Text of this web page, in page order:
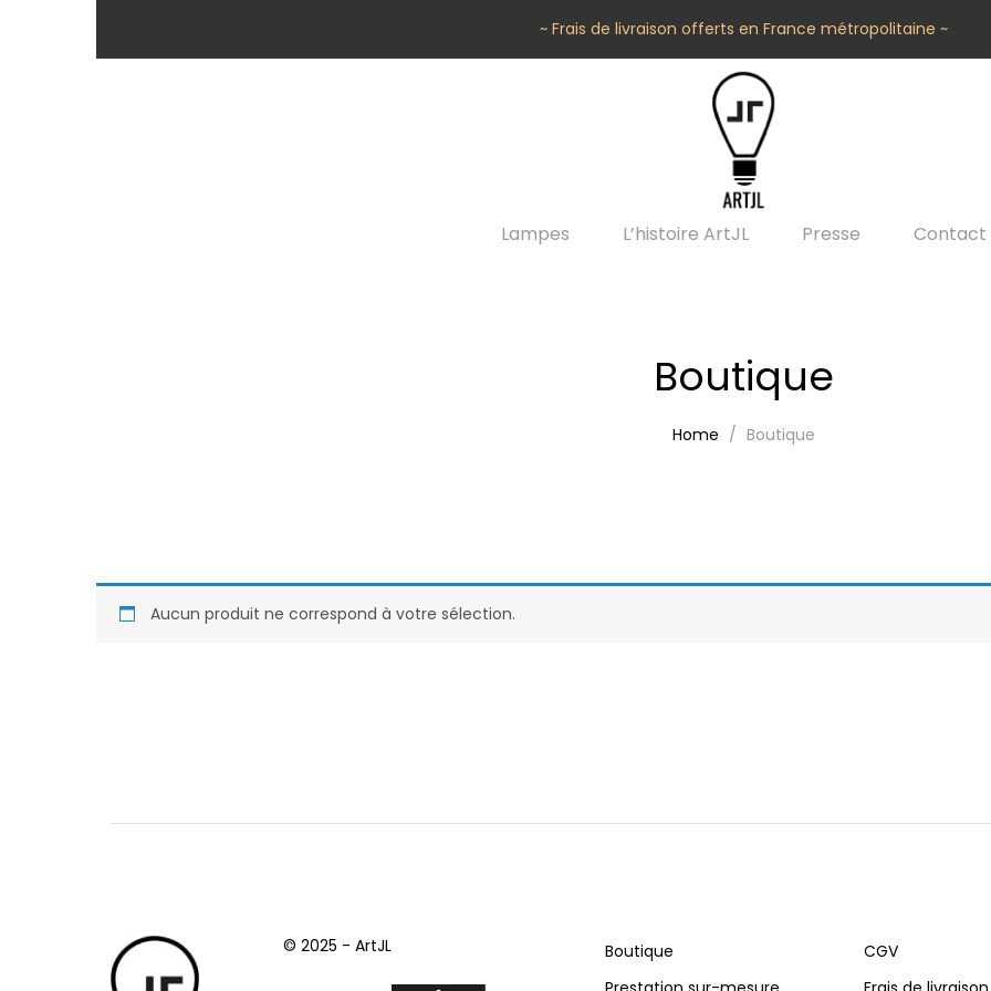
~ Frais de livraison offerts en France métropolitaine ~
Lampes L’histoire ArtJL Presse Contact
Boutique
Home Boutique
Aucun produit ne correspond à votre sélection.
© 2025 - ArtJL
Boutique
CGV